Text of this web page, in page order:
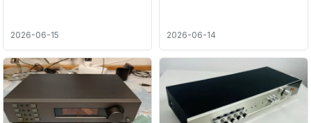
2026-06-15 2026-06-14